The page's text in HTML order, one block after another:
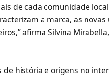
de cada comunidade
a marca, as
afirma Silvina
de história e origens no